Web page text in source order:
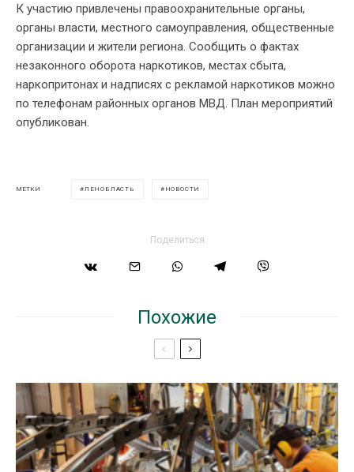
К участию привлечены правоохранительные органы,
органы власти, местного самоуправления, общественные
организации и жители региона. Сообщить о фактах
незаконного оборота наркотиков, местах сбыта,
наркопритонах и надписях с рекламой наркотиков можно
по телефонам районных органов МВД. План мероприятий
опубликован.
МЕТКИ ЛЕНОБЛАСТЬ НОВОСТИ
Поделиться
Похожие